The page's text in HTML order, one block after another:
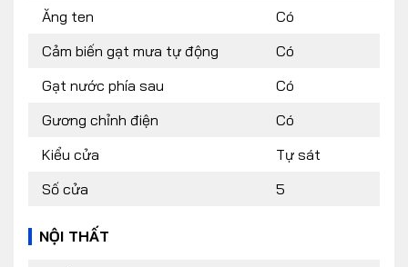
Ăng ten
Có
Cảm biến gạt mưa tự động
Có
Gạt nước phía sau
Có
Gương chỉnh điện
Có
Kiểu cửa
Tự sát
Số cửa
5
NỘI THẤT